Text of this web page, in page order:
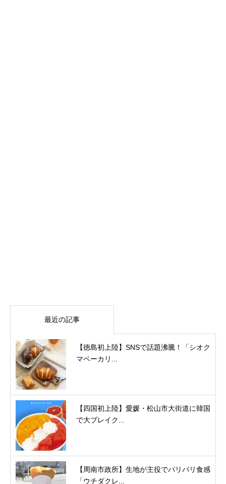
最近の記事
【徳島初上陸】SNSで話題沸騰！「シオク
マベーカリ...
【四国初上陸】愛媛・松山市大街道に韓国
で大ブレイク...
【周南市政所】生地が主役でパリパリ食感
「ウチダクレ...